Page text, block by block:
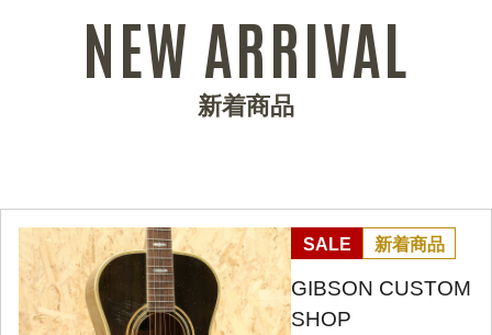
NEW ARRIVAL
新着商品
SALE 新着商品
GIBSON CUSTOM
SHOP